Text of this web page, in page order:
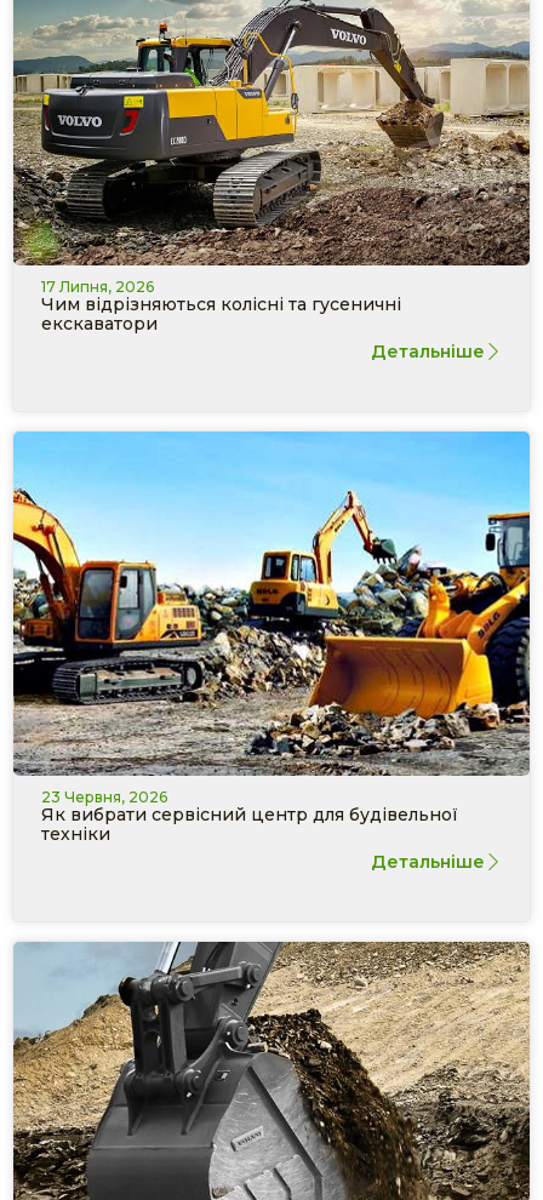
17 Липня, 2026
Чим відрізняються колісні та гусеничні
екскаватори
Детальніше
23 Червня, 2026
Як вибрати сервісний центр для будівельної
техніки
Детальніше